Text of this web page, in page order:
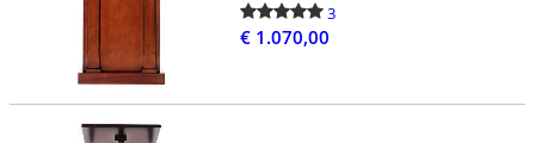
3
€ 1.070,00